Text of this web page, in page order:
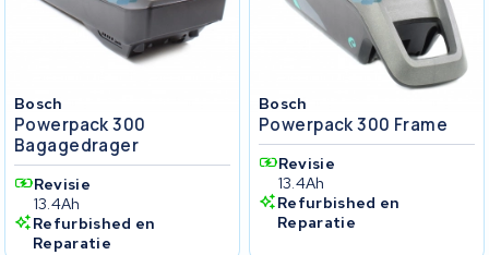
Bosch
Powerpack 300
Bagagedrager
Revisie
13.4Ah
Refurbished en
Reparatie
Bosch
Powerpack 300 Frame
Revisie
13.4Ah
Refurbished en
Reparatie